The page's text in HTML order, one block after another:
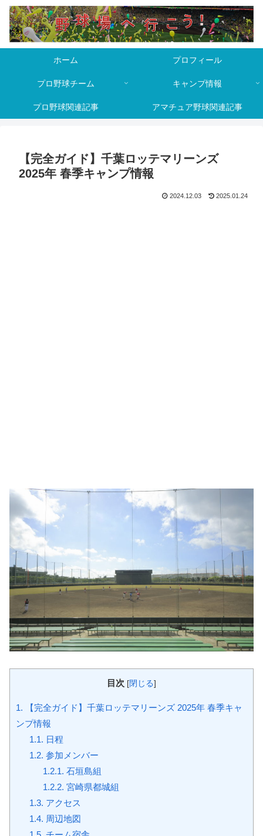
ホーム プロフィール
プロ野球チーム キャンプ情報
プロ野球関連記事 アマチュア野球関連記事
【完全ガイド】千葉ロッテマリーンズ
2025年 春季キャンプ情報
2024.12.03 2025.01.24
目次 [閉じる]
1. 【完全ガイド】千葉ロッテマリーンズ 2025年 春季キャ
ンプ情報
1.1. 日程
1.2. 参加メンバー
1.2.1. 石垣島組
1.2.2. 宮崎県都城組
1.3. アクセス
1.4. 周辺地図